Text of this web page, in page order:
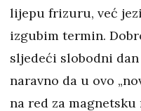
lijepu frizuru, već
izgubim termin.
sljedeći slobodni
naravno da u ovo
na red za